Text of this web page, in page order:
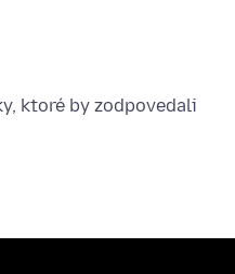
ktoré by zodpovedali